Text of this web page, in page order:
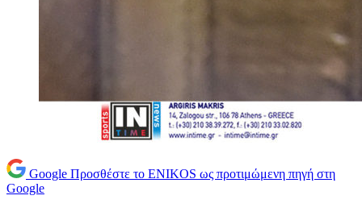
Google Προσθέστε το ENIKOS ως προτιμώμενη πηγή στη
Google